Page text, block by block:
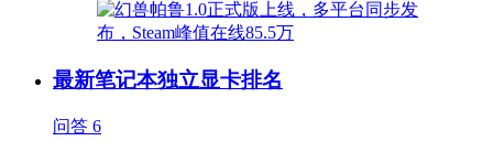
最新笔记本独立显卡排名
问答 6